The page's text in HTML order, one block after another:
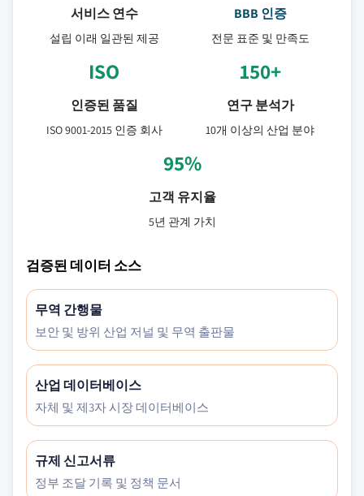
서비스 연수
설립 이래 일관된 제공
BBB 인증
전문 표준 및 만족도
ISO
인증된 품질
ISO 9001-2015 인증 회사
150+
연구 분석가
10개 이상의 산업 분야
95%
고객 유지율
5년 관계 가치
검증된 데이터 소스
무역 간행물
보안 및 방위 산업 저널 및 무역 출판물
산업 데이터베이스
자체 및 제3자 시장 데이터베이스
규제 신고서류
정부 조달 기록 및 정책 문서